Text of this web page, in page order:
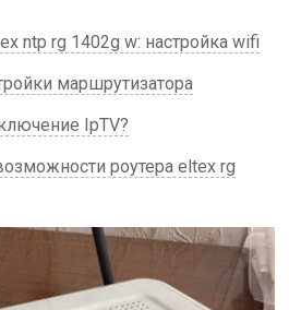
ntp rg 1402g w: настройка wifi
маршрутизатора
IpTV?
роутера eltex rg